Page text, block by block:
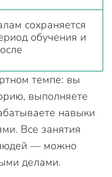
сохраняется
обучения и
темпе: вы
выполняете
навыки
Все занятия
— можно
делами.